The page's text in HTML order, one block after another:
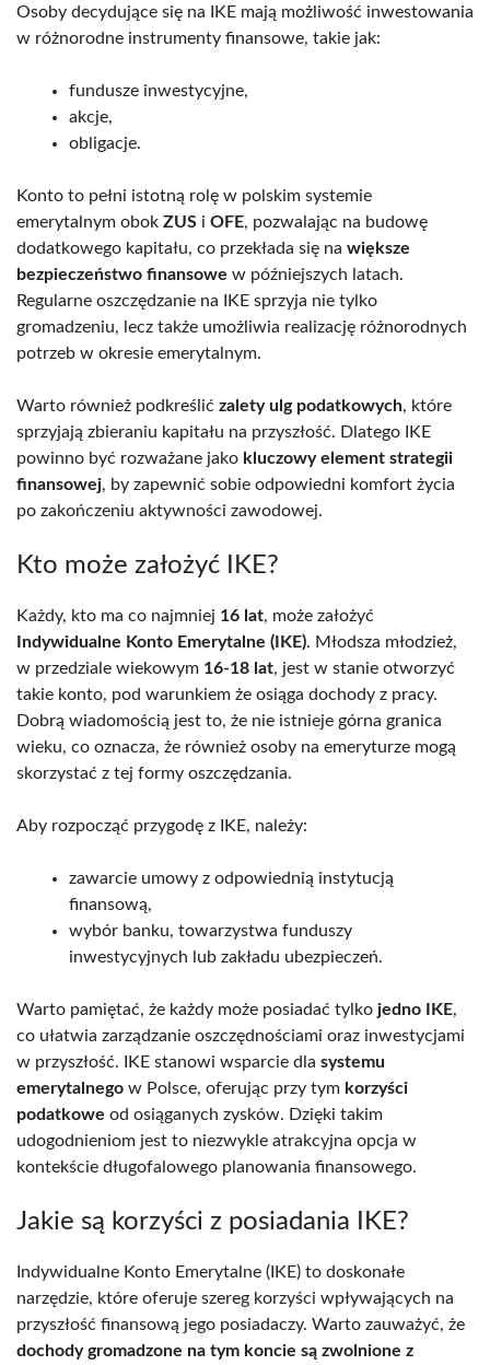
Osoby decydujące się na IKE mają możliwość inwestowania
w różnorodne instrumenty finansowe, takie jak:
fundusze inwestycyjne,
akcje,
obligacje.
Konto to pełni istotną rolę w polskim systemie
emerytalnym obok ZUS i OFE, pozwalając na budowę
dodatkowego kapitału, co przekłada się na większe
bezpieczeństwo finansowe w późniejszych latach.
Regularne oszczędzanie na IKE sprzyja nie tylko
gromadzeniu, lecz także umożliwia realizację różnorodnych
potrzeb w okresie emerytalnym.
Warto również podkreślić zalety ulg podatkowych, które
sprzyjają zbieraniu kapitału na przyszłość. Dlatego IKE
powinno być rozważane jako kluczowy element strategii
finansowej, by zapewnić sobie odpowiedni komfort życia
po zakończeniu aktywności zawodowej.
Kto może założyć IKE?
Każdy, kto ma co najmniej 16 lat, może założyć
Indywidualne Konto Emerytalne (IKE). Młodsza młodzież,
w przedziale wiekowym 16-18 lat, jest w stanie otworzyć
takie konto, pod warunkiem że osiąga dochody z pracy.
Dobrą wiadomością jest to, że nie istnieje górna granica
wieku, co oznacza, że również osoby na emeryturze mogą
skorzystać z tej formy oszczędzania.
Aby rozpocząć przygodę z IKE, należy:
zawarcie umowy z odpowiednią instytucją
finansową,
wybór banku, towarzystwa funduszy
inwestycyjnych lub zakładu ubezpieczeń.
Warto pamiętać, że każdy może posiadać tylko jedno IKE,
co ułatwia zarządzanie oszczędnościami oraz inwestycjami
w przyszłość. IKE stanowi wsparcie dla systemu
emerytalnego w Polsce, oferując przy tym korzyści
podatkowe od osiąganych zysków. Dzięki takim
udogodnieniom jest to niezwykle atrakcyjna opcja w
kontekście długofalowego planowania finansowego.
Jakie są korzyści z posiadania IKE?
Indywidualne Konto Emerytalne (IKE) to doskonałe
narzędzie, które oferuje szereg korzyści wpływających na
przyszłość finansową jego posiadaczy. Warto zauważyć, że
dochody gromadzone na tym koncie są zwolnione z